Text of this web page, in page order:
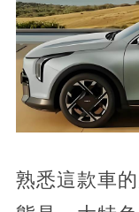
熟悉這款車